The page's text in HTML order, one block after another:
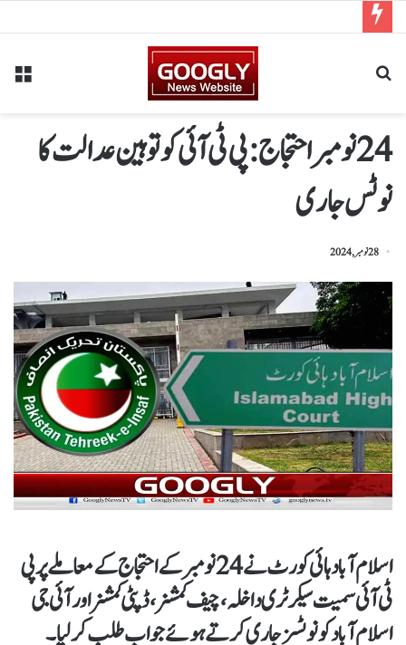
24 نومبر احتجاج : پی ٹی آئی کو توہین عدالت کا
نوٹس جاری
28 نومبر, 2024
اسلام آباد ہائی کورٹ نے 24 نومبر کے احتجاج کے معاملے پر پی
ٹی آئی سمیت سیکرٹری داخلہ،چیف کمشنر،ڈپٹی کمشنر اور آئی جی
اسلام آباد کو نوٹسز جاری کرتے ہوئے جواب طلب کر لیا۔